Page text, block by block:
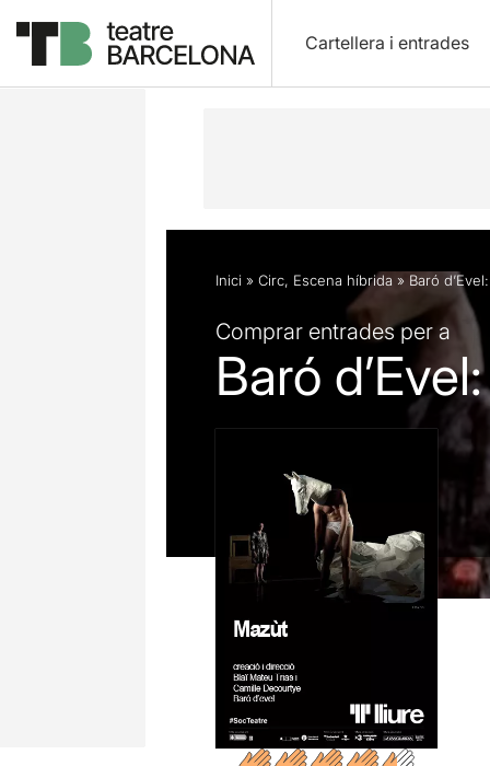
Cartellera i entrades
Descripció Fitxa artística Fotos i
Inici » Circ, Escena híbrida » Baró
Comprar entrades per a
Baró